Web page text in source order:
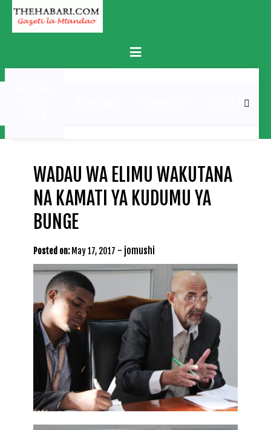
Skip
content
Primary
Menu
MICHEZO
WADAU WA ELIMU WAKUTANA
NA KAMATI YA KUDUMU YA
BUNGE
Posted on: May 17, 2017 - jomushi